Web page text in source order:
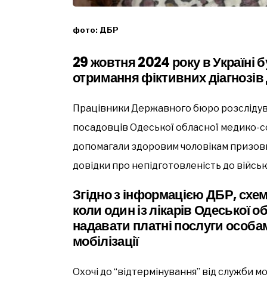
фото: ДБР
29 жовтня 2024 року в Україні
отримання фіктивних
Працівники Державного бюро
посадовців Одеської обласної медико-
допомагали здоровим чоловікам
довідки про непідготовленість до
Згідно з інформацією ДБР,
коли один із лікарів Одеської
надавати платні послуги
мобілізації
Охочі до “відтермінування” від служби